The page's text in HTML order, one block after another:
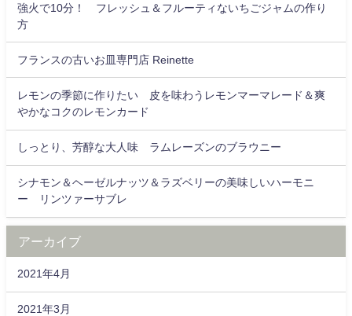
強火で10分！ フレッシュ＆フルーティないちごジャムの作り
方
フランスの古いお皿専門店 Reinette
レモンの季節に作りたい 皮を味わうレモンマーマレード＆爽
やかなコクのレモンカード
しっとり、芳醇な大人味 ラムレーズンのブラウニー
シナモン＆ヘーゼルナッツ＆ラズベリーの美味しいハーモニ
ー リンツァーサブレ
アーカイブ
2021年4月
2021年3月